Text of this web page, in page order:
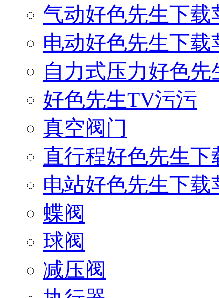
气动好色先生下
电动好色先生下
自力式压力好色
好色先生TV污污
真空阀门
直行程好色先生
电站好色先生下
蝶阀
球阀
减压阀